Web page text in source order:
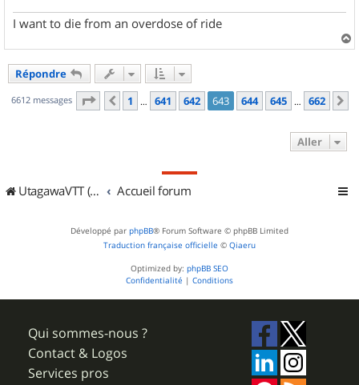
I want to die from an overdose of ride
a
Répondre
6612 messages Page 643 sur662
Précédent
1 … 641 642 643 644 645 … 662
Aller
UtagawaVTT (Randos VTT et VTTAE avec traces GPS) Accueil forum
Développé par phpBB® Forum Software © phpBB Limited
Traduction française officielle © Qiaeru
Optimized by: phpBB SEO
Confidentialité | Conditions
Qui sommes-nous ?
Contact & Logos
Services pros